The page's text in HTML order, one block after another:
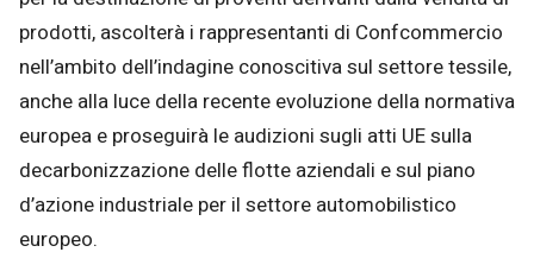
prodotti, ascolterà i rappresentanti di Confcommercio
nell’ambito dell’indagine conoscitiva sul settore tessile,
anche alla luce della recente evoluzione della normativa
europea e proseguirà le audizioni sugli atti UE sulla
decarbonizzazione delle flotte aziendali e sul piano
d’azione industriale per il settore automobilistico
europeo.